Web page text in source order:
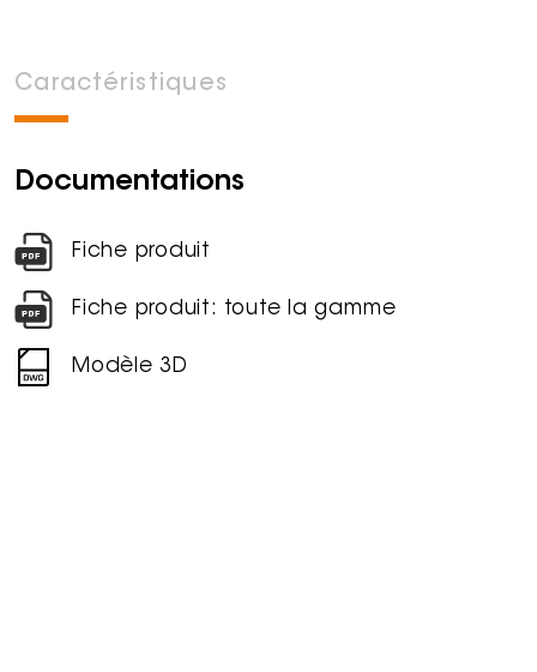
Caractéristiques
Documentations
Fiche produit
Fiche produit: toute la gamme
Modèle 3D